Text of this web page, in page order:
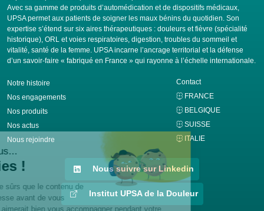
Avec sa gamme de produits d’automédication et de dispositifs médicaux,
UPSA permet aux patients de soigner les maux bénins du quotidien. Son
expertise s’étend sur six aires thérapeutiques : douleurs et fièvre (spécialité
historique), ORL et voies respiratoires, digestion, troubles du sommeil et
vitalité, santé de la femme. UPSA incarne l’ancrage territorial et la défense
d’un savoir-faire « fabriqué en France » qui rayonne à l’échelle internationale.
Notre histoire
Nos engagements
Nos produits
Nos actus
Nous rejoindre
Contact
FRANCE
BELGIQUE
SUISSE
ITALIE
Nous suivre sur Linkedin
Institut UPSA de la Douleur